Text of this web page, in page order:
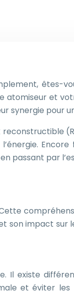
êtes-
atomiseur et
synergie pour
passant par
son impact sur
Il existe
et éviter les